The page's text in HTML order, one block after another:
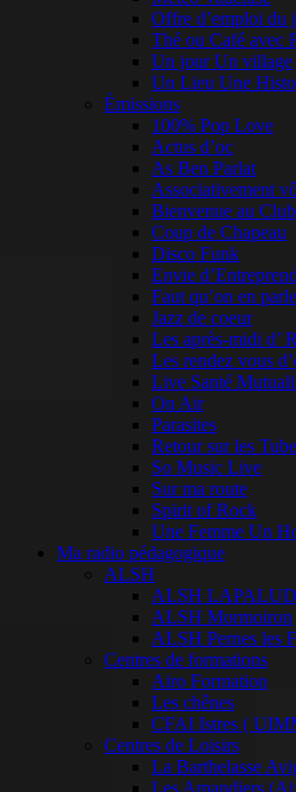
Offre d’emploi du
Thé ou Café avec
Un jour Un village
Un Lieu Une
Émissions
100% Pop Love
Actus d’oc
As Ben Parlat
Associativement
Bienvenue au Club
Coup de Chapeau
Disco Funk
Envie
Faut qu’on en parle
Jazz de coeur
Les après-midi d’
Les rendez vous
Live Santé
On Air
Parasites
Retour sur les
So Music Live
Sur ma route
Spirit of Rock
Une Femme Un
Ma radio pédagogique
ALSH
ALSH LAPALUD
ALSH Mormoiron
ALSH Pernes les
Centres de formations
Airo Formation
Les chênes
CFAI Istres (
Centres de Loisirs
La Barthelasse